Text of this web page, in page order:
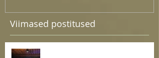
Viimased postitused